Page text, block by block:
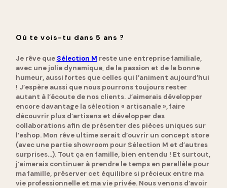
Où te vois-tu dans 5 ans ?
Je rêve que Sélection M reste une entreprise familiale,
avec une jolie dynamique, de la passion et de la bonne
humeur, aussi fortes que celles qui l’animent aujourd’hui
! J’espère aussi que nous pourrons toujours rester
autant à l’écoute de nos clients. J’aimerais développer
encore davantage la sélection « artisanale », faire
découvrir plus d’artisans et développer des
collaborations afin de présenter des pièces uniques sur
l’eshop. Mon rêve ultime serait d’ouvrir un concept store
(avec une partie showroom pour Sélection M et d’autres
surprises…). Tout ça en famille, bien entendu ! Et surtout,
j’aimerais continuer à prendre le temps en parallèle pour
ma famille, préserver cet équilibre si précieux entre ma
vie professionnelle et ma vie privée. Nous venons d’avoir